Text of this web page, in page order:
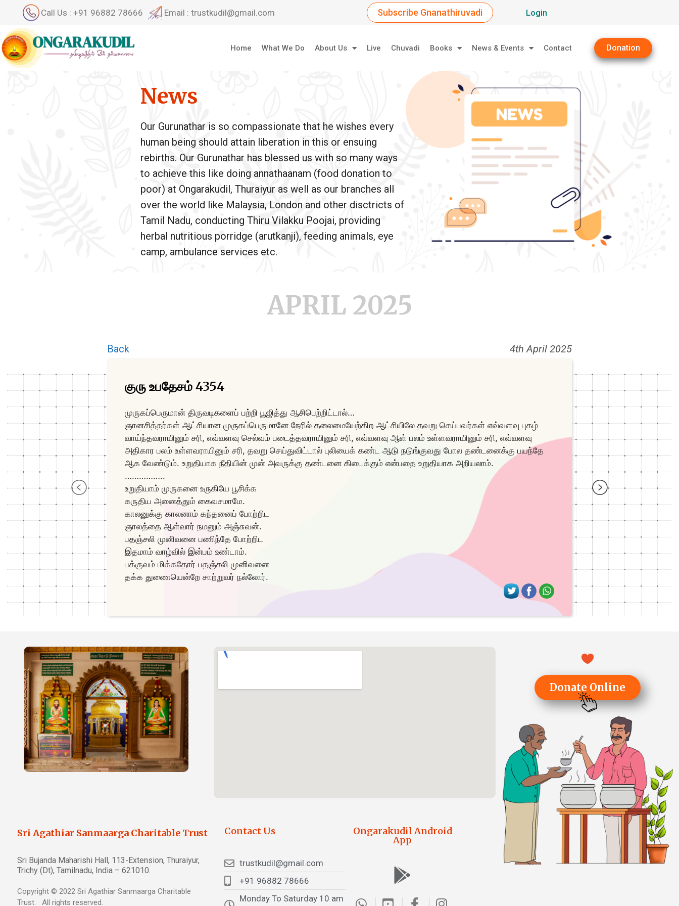
Call Us : +91 96882 78666 Email : trustkudil@gmail.com Subscribe Gnanathiruvadi Login
Home What We Do About Us Live Chuvadi Books News & Events Contact Donation
News
Our Gurunathar is so compassionate that he wishes every
human being should attain liberation in this or ensuing
rebirths. Our Gurunathar has blessed us with so many ways
to achieve this like doing annathaanam (food donation to
poor) at Ongarakudil, Thuraiyur as well as our branches all
over the world like Malaysia, London and other disctricts of
Tamil Nadu, conducting Thiru Vilakku Poojai, providing
herbal nutritious porridge (arutkanji), feeding animals, eye
camp, ambulance services etc.
APRIL 2025
Back 4th April 2025
குரு உபதேசம் 4354
முருகப்பெருமான் திருவடிகளைப் பற்றி பூஜித்து ஆசிபெற்றிட்டால்…
ஞானசித்தர்கள் ஆட்சியான முருகப்பெருமானே நேரில் தலைமையேற்கிற ஆட்சியிலே தவறு செய்பவர்கள் எவ்வளவு புகழ்
வாய்ந்தவராயினும் சரி, எவ்வளவு செல்வம் படைத்தவராயினும் சரி, எவ்வளவு ஆள் பலம் உள்ளவராயினும் சரி, எவ்வளவு
அதிகார பலம் உள்ளவராயினும் சரி, தவறு செய்துவிட்டால் புலியைக் கண்ட ஆடு நடுங்குவது போல தண்டனைக்கு பயந்தே
ஆக வேண்டும். உறுதியாக நீதியின் முன் அவருக்கு தண்டனை கிடைக்கும் என்பதை உறுதியாக அறியலாம்.
……………..
உறுதியாம் முருகனை உருகியே பூசிக்க
கருதிய அனைத்தும் கைவசமாமே.
காலனுக்கு காலனாம் கந்தனைப் போற்றிட
ஞாலத்தை ஆள்வார் நமனும் அஞ்சுவன்.
பதஞ்சலி முனிவனை பணிந்தே போற்றிட
இதமாம் வாழ்வில் இன்பம் உண்டாம்.
பக்குவம் மிக்கதோர் பதஞ்சலி முனிவனை
தக்க துணையென்றே சாற்றுவர் நல்லோர்.
Donate Online
Sri Agathiar Sanmaarga Charitable Trust
Sri Bujanda Maharishi Hall, 113-Extension, Thuraiyur,
Trichy (Dt), Tamilnadu, India – 621010.
Copyright © 2022 Sri Agathiar Sanmaarga Charitable
Trust. All rights reserved.
Contact Us
trustkudil@gmail.com
+91 96882 78666
Monday To Saturday 10 am
Ongarakudil Android
App